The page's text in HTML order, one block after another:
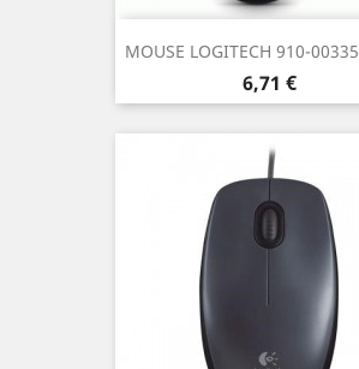
MOUSE LOGITECH 910-
Prezzo
6,71 €